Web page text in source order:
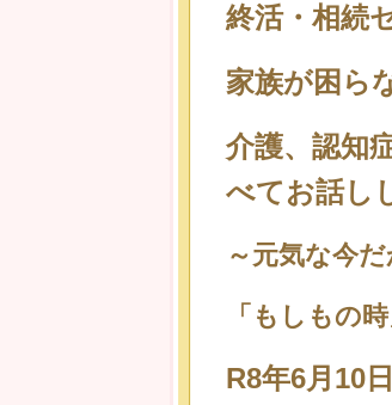
終活・相続
家族が困ら
介護、認知
べてお話し
～元気な今
「もしもの
R8年6月10